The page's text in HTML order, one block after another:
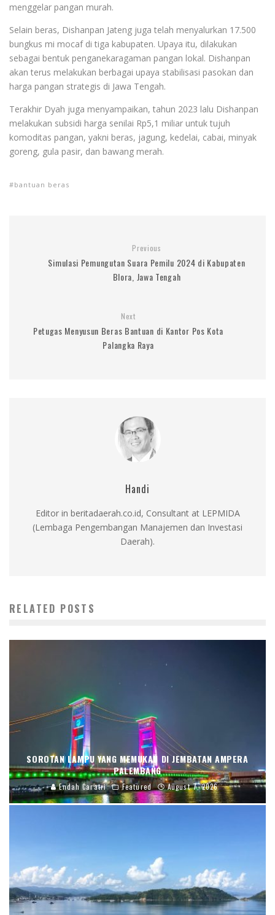
menggelar pangan murah.
Selain beras, Dishanpan Jateng juga telah menyalurkan 17.500
bungkus mi mocaf di tiga kabupaten. Upaya itu, dilakukan
sebagai bentuk penganekaragaman pangan lokal. Dishanpan
akan terus melakukan berbagai upaya stabilisasi pasokan dan
harga pangan strategis di Jawa Tengah.
Terakhir Dyah juga menyampaikan, tahun 2023 lalu Dishanpan
melakukan subsidi harga senilai Rp5,1 miliar untuk tujuh
komoditas pangan, yakni beras, jagung, kedelai, cabai, minyak
goreng, gula pasir, dan bawang merah.
bantuan beras
Previous
Simulasi Pemungutan Suara Pemilu 2024 di Kabupaten
Blora, Jawa Tengah
Next
Petugas Menyusun Beras Bantuan di Kantor Pos Kota
Palangka Raya
Handi
Editor in beritadaerah.co.id, Consultant at LEPMIDA
(Lembaga Pengembangan Manajemen dan Investasi
Daerah).
RELATED POSTS
SOROTAN LAMPU YANG MEMUKAU DI JEMBATAN AMPERA
PALEMBANG
Endah Caratri Featured August 7, 2026